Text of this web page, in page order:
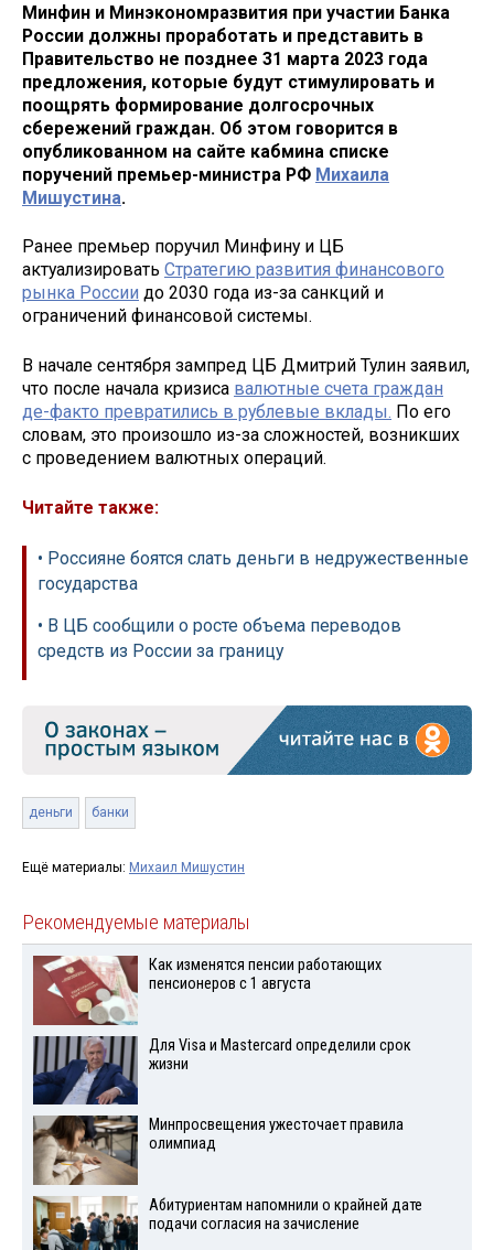
Минфин и Минэкономразвития при участии Банка
России должны проработать и представить в
Правительство не позднее 31 марта 2023 года
предложения, которые будут стимулировать и
поощрять формирование долгосрочных
сбережений граждан. Об этом говорится в
опубликованном на сайте кабмина списке
поручений премьер-министра РФ Михаила
Мишустина.
Ранее премьер поручил Минфину и ЦБ
актуализировать Стратегию развития финансового
рынка России до 2030 года из-за санкций и
ограничений финансовой системы.
В начале сентября зампред ЦБ Дмитрий Тулин заявил,
что после начала кризиса валютные счета граждан
де-факто превратились в рублевые вклады. По его
словам, это произошло из-за сложностей, возникших
с проведением валютных операций.
Читайте также:
• Россияне боятся слать деньги в недружественные
государства
• В ЦБ сообщили о росте объема переводов
средств из России за границу
деньги банки
Ещё материалы: Михаил Мишустин
Рекомендуемые материалы
Как изменятся пенсии работающих
пенсионеров с 1 августа
Для Visа и Mastercard определили срок
жизни
Минпросвещения ужесточает правила
олимпиад
Абитуриентам напомнили о крайней дате
подачи согласия на зачисление